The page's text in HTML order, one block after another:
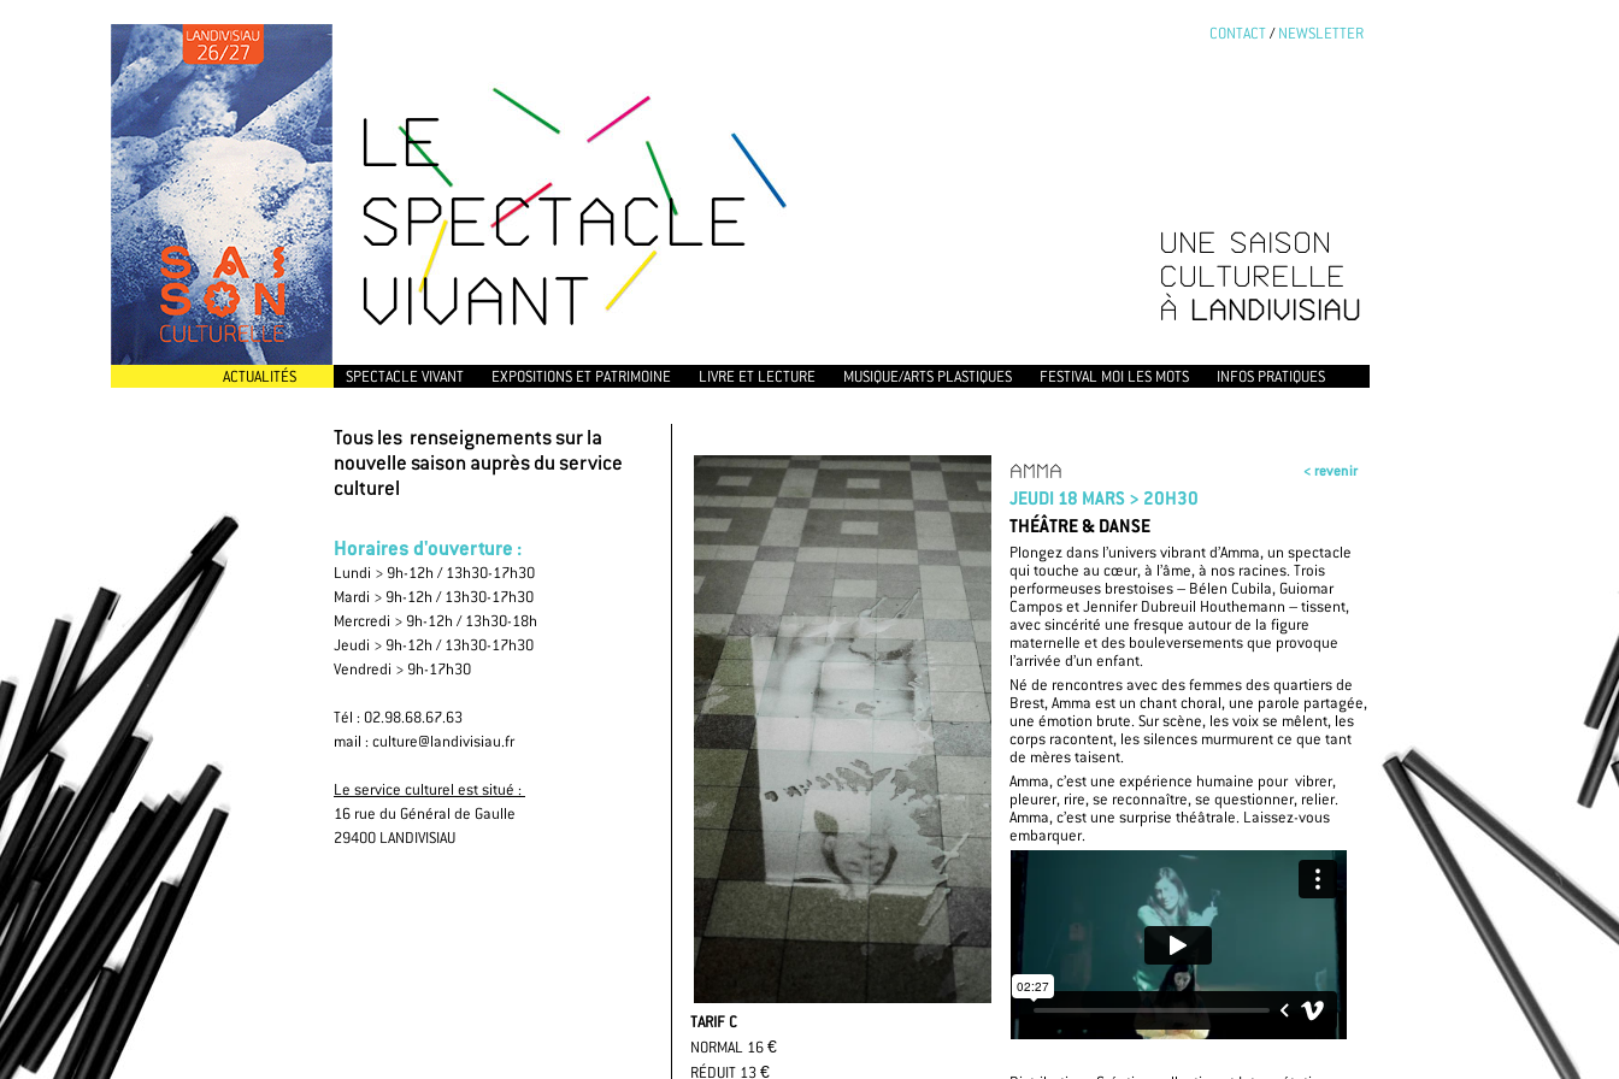
CONTACT / NEWSLETTER
LE
SPECTACLE
VIVANT
UNE SAISON
CULTURELLE
À LANDIVISIAU
ACTUALITÉS SPECTACLE VIVANT EXPOSITIONS ET PATRIMOINE LIVRE ET LECTURE MUSIQUE/ARTS PLASTIQUES FESTIVAL MOI LES MOTS INFOS PRATIQUES
Tous les renseignements sur la
nouvelle saison auprès du service
culturel
Horaires d'ouverture :
Lundi > 9h-12h / 13h30-17h30
Mardi > 9h-12h / 13h30-17h30
Mercredi > 9h-12h / 13h30-18h
Jeudi > 9h-12h / 13h30-17h30
Vendredi > 9h-17h30
Tél : 02.98.68.67.63
mail : culture@landivisiau.fr
Le service culturel est situé :
16 rue du Général de Gaulle
29400 LANDIVISIAU
TARIF C
NORMAL 16 €
RÉDUIT 13 €
< revenir
AMMA
JEUDI 18 MARS > 20H30
THÉÂTRE & DANSE
Plongez dans l’univers vibrant d’Amma, un spectacle
qui touche au cœur, à l’âme, à nos racines. Trois
performeuses brestoises – Bélen Cubila, Guiomar
Campos et Jennifer Dubreuil Houthemann – tissent,
avec sincérité une fresque autour de la figure
maternelle et des bouleversements que provoque
l’arrivée d’un enfant.
Né de rencontres avec des femmes des quartiers de
Brest, Amma est un chant choral, une parole partagée,
une émotion brute. Sur scène, les voix se mêlent, les
corps racontent, les silences murmurent ce que tant
de mères taisent.
Amma, c’est une expérience humaine pour vibrer,
pleurer, rire, se reconnaître, se questionner, relier.
Amma, c’est une surprise théâtrale. Laissez-vous
embarquer.